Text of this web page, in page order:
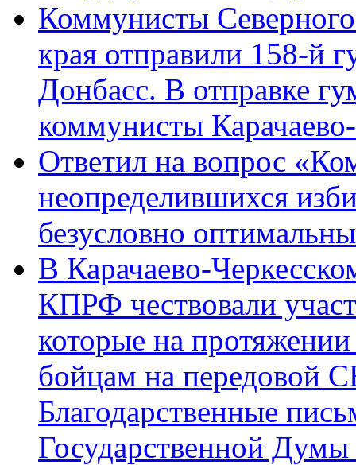
Коммунисты Северного
края отправили 158-й
Донбасс. В отправке
коммунисты
Ответил на вопрос
неопределившихся
безусловно
В Карачаево-
КПРФ чествовали
которые на
бойцам на передовой
Благодарственные
Государственной